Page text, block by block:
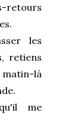
retours
les
retiens
là
me